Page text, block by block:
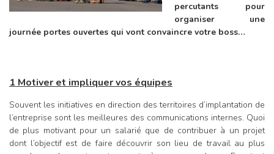
percutants pour
organiser une
journée portes ouvertes qui vont convaincre votre boss…
1 Motiver et impliquer vos équipes
Souvent les initiatives en direction des territoires d’implantation de
l’entreprise sont les meilleures des communications internes. Quoi
de plus motivant pour un salarié que de contribuer à un projet
dont l’objectif est de faire découvrir son lieu de travail au plus